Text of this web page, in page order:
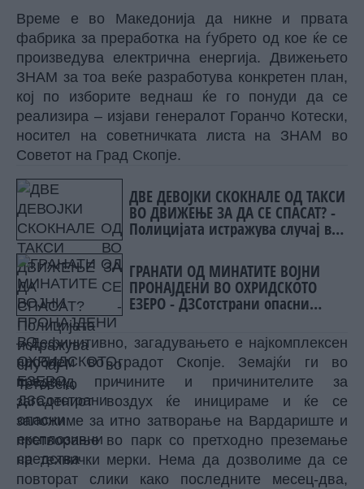
Време е во Македонија да никне и првата
фабрика за преработка на ѓубрето од кое ќе се
произведува електрична енергија. Движењето
ЗНАМ за тоа веќе разработува конкретен план,
кој по изборите веднаш ќе го понуди да се
реализира – изјави генералот Горанчо Котески,
носител на советничката листа на ЗНАМ во
Советот на Град Скопје.
ДВЕ ДЕВОЈКИ СКОКНАЛЕ ОД ТАКСИ
ВО ДВИЖЕЊЕ ЗА ДА СЕ СПАСАТ? -
Полицијата истражува случај во
ГРАНАТИ ОД МИНАТИТЕ ВОЈНИ
ПРОНАЈДЕНИ ВО ОХРИДСКОТО
ЕЗЕРО - ДЗСотстрани опасни
– Дефинитивно, загадувањето е најкомплексен
проблем во градот Скопје. Земајќи ги во
предвид причините и причинителите за
загадениот воздух ќе иницираме и ќе се
заложиме за итно затворање на Вардариште и
претворање во парк со претходно преземање
на технички мерки. Нема да дозволиме да се
повторат слики како последните месец-два,